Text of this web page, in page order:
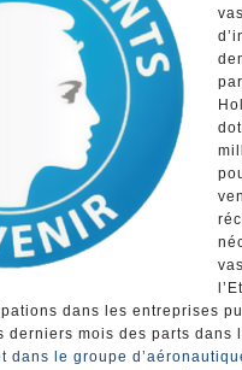
dans les entreprises
derniers mois des parts dans
dans le groupe